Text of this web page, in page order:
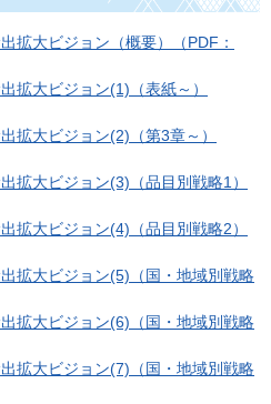
拡大ビジョン（概要）（PDF：
拡大ビジョン(1)（表紙～）
拡大ビジョン(2)（第3章～）
拡大ビジョン(3)（品目別戦略1）
拡大ビジョン(4)（品目別戦略2）
出拡大ビジョン(5)（国・地域別戦略
出拡大ビジョン(6)（国・地域別戦略
出拡大ビジョン(7)（国・地域別戦略